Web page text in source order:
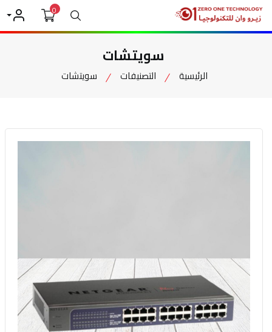
بحث0
حسابي
سويتشات
الرئيسية التصنيفات سويتشات